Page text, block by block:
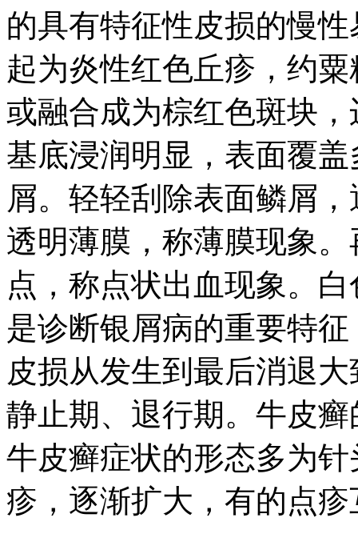
的具有特征性皮损的慢
起为炎性红色丘疹，约
或融合成为棕红色斑块
基底浸润明显，表面覆
屑。轻轻刮除表面鳞屑
透明薄膜，称薄膜现象
点，称点状出血现象。
是诊断银屑病的重要特
皮损从发生到最后消退
静止期、退行期。牛皮
牛皮癣症状的形态多为
疹，逐渐扩大，有的点